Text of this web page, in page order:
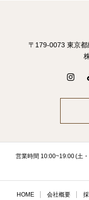
〒179-0073 東京
営業時間 10:00~19:00 (土
HOME 会社概要